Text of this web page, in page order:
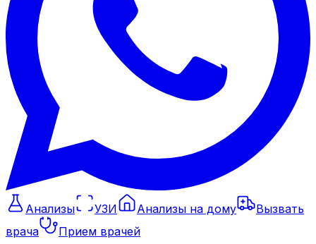
Анализы УЗИ Анализы на дому
Вызвать
врача
Прием врачей